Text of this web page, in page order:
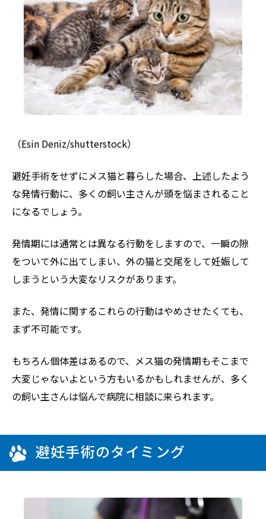
（Esin Deniz/shutterstock）
避妊手術をせずにメス猫と暮らした場合、上述したよう
な発情行動に、多くの飼い主さんが頭を悩まされること
になるでしょう。
発情期には通常とは異なる行動をしますので、一瞬の隙
をついて外に出てしまい、外の猫と交尾をして妊娠して
しまうという大変なリスクがあります。
また、発情に関するこれらの行動はやめさせたくても、
まず不可能です。
もちろん個体差はあるので、メス猫の発情期もそこまで
大変じゃないよという方もいるかもしれませんが、多く
の飼い主さんは悩んで病院に相談に来られます。
避妊手術のタイミング